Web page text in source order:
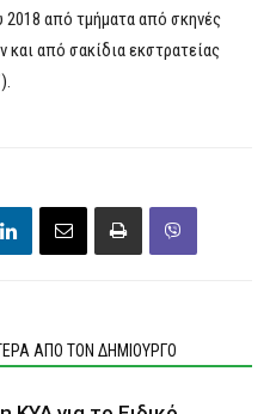
2018 από τμήματα από σκηνές
από σακίδια εκστρατείας
ΑΠΟ ΤΟΝ ΔΗΜΙΟΥΡΓΟ